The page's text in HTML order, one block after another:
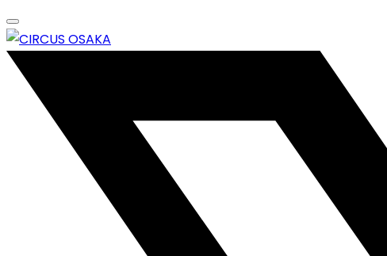
Skip
to
content
エンターテイメントスペース